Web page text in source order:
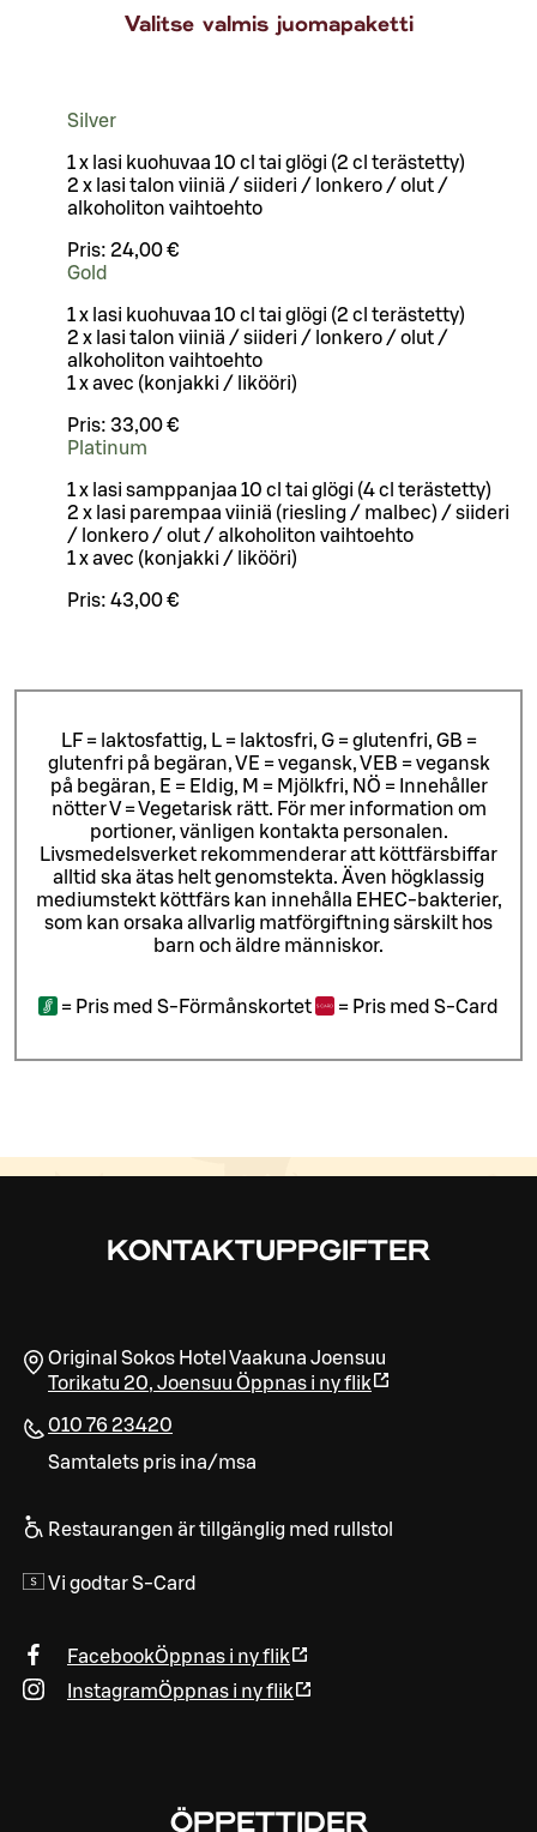
Valitse valmis juomapaketti
Silver
1 x lasi kuohuvaa 10 cl tai glögi (2 cl terästetty)
2 x lasi talon viiniä / siideri / lonkero / olut /
alkoholiton vaihtoehto
Pris: 24,00 €
Gold
1 x lasi kuohuvaa 10 cl tai glögi (2 cl terästetty)
2 x lasi talon viiniä / siideri / lonkero / olut /
alkoholiton vaihtoehto
1 x avec (konjakki / likööri)
Pris: 33,00 €
Platinum
1 x lasi samppanjaa 10 cl tai glögi (4 cl terästetty)
2 x lasi parempaa viiniä (riesling / malbec) / siideri
/ lonkero / olut / alkoholiton vaihtoehto
1 x avec (konjakki / likööri)
Pris: 43,00 €
LF = laktosfattig, L = laktosfri, G = glutenfri, GB =
glutenfri på begäran, VE = vegansk, VEB = vegansk
på begäran, E = Eldig, M = Mjölkfri, NÖ = Innehåller
nötter V = Vegetarisk rätt. För mer information om
portioner, vänligen kontakta personalen.
Livsmedelsverket rekommenderar att köttfärsbiffar
alltid ska ätas helt genomstekta. Även högklassig
mediumstekt köttfärs kan innehålla EHEC-bakterier,
som kan orsaka allvarlig matförgiftning särskilt hos
barn och äldre människor.
= Pris med S-Förmånskortet = Pris med S-Card
KONTAKTUPPGIFTER
Original Sokos Hotel Vaakuna Joensuu
Torikatu 20, Joensuu Öppnas i ny flik
010 76 23420
Samtalets pris ina/msa
Restaurangen är tillgänglig med rullstol
Vi godtar S-Card
FacebookÖppnas i ny flik
InstagramÖppnas i ny flik
ÖPPETTIDER